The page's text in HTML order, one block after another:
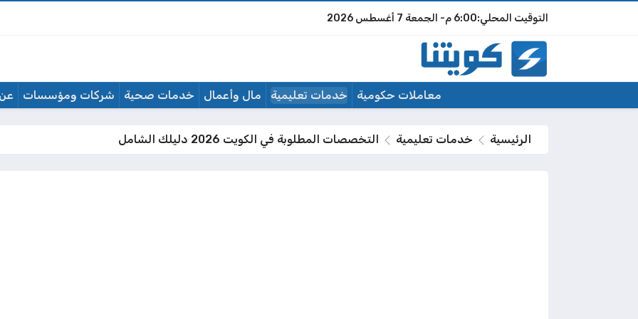
6:00 م الجمعة 7 أغسطس 2026
معاملات حكومية خدمات تعليمية مال وأعمال خدمات صحية شركات ومؤسسات
الرئيسية خدمات تعليمية التخصصات المطلوبة في الكويت 2026 دليلك الشامل